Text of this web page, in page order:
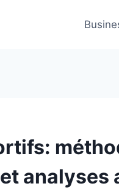
analyses